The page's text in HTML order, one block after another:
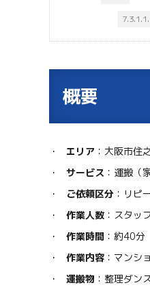
7.3.1.1.
概要
エリア ：大阪市住
サービス ：運搬（
ご依頼区分 ：リピ
作業人数 ：スタッ
作業時間 ：約40分
作業内容 ：マンシ
運搬物 ：整理ダン